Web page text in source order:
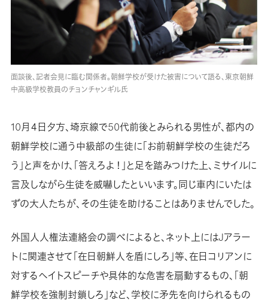
面談後、記者会見に臨む関係者。朝鮮学校が受けた被害について語る、東京朝鮮
中高級学校教員のチョンチャンギル氏
10月４日夕方、埼京線で50代前後とみられる男性が、都内の
朝鮮学校に通う中級部の生徒に「お前朝鮮学校の生徒だろ
う」と声をかけ、「答えろよ！」と足を踏みつけた上、ミサイルに
言及しながら生徒を威嚇したといいます。同じ車内にいたは
ずの大人たちが、その生徒を助けることはありませんでした。
外国人人権法連絡会の調べによると、ネット上にはJアラー
トに関連させて「在日朝鮮人を盾にしろ」等、在日コリアンに
対するヘイトスピーチや具体的な危害を扇動するもの、「朝
鮮学校を強制封鎖しろ」など、学校に矛先を向けられるもの